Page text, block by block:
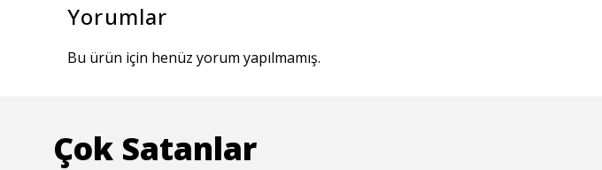
Yorumlar
Bu ürün için henüz yorum yapılmamış.
Çok Satanlar